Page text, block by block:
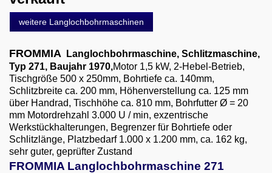
Service
Wir über uns
06103-9744-0
Email
English
weitere Langlochbohrmaschinen
FROMMIA Langlochbohrmaschine, Schlitzmaschine,
Typ 271, Baujahr 1970,Motor 1,5 kW, 2-Hebel-Betrieb,
Tischgröße 500 x 250mm, Bohrtiefe ca. 140mm,
Schlitzbreite ca. 200 mm, Höhenverstellung ca. 125 mm
über Handrad, Tischhöhe ca. 810 mm, Bohrfutter Ø = 20
mm Motordrehzahl 3.000 U / min, exzentrische
Werkstückhalterungen, Begrenzer für Bohrtiefe oder
Schlitzlänge, Platzbedarf 1.000 x 1.200 mm, ca. 162 kg,
sehr guter, geprüfter Zustand
FROMMIA Langlochbohrmaschine 271